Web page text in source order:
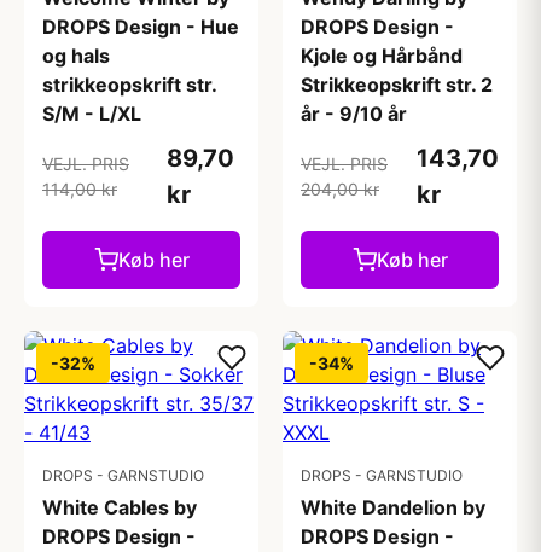
DROPS Design - Hue
og hals
strikkeopskrift str.
S/M - L/XL
VEJL. PRIS
114,00 kr
89,70
kr
Køb her
DROPS Design -
Kjole og Hårbånd
Strikkeopskrift str. 2
år - 9/10 år
VEJL. PRIS
204,00 kr
143,70
kr
Køb her
-32%
DROPS - GARNSTUDIO
White Cables by
DROPS Design -
-34%
DROPS - GARNSTUDIO
White Dandelion by
DROPS Design -